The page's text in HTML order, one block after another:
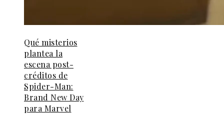
Qué misterios
plantea la
escena post-
créditos de
Spider-Man:
Brand New Day
para Marvel